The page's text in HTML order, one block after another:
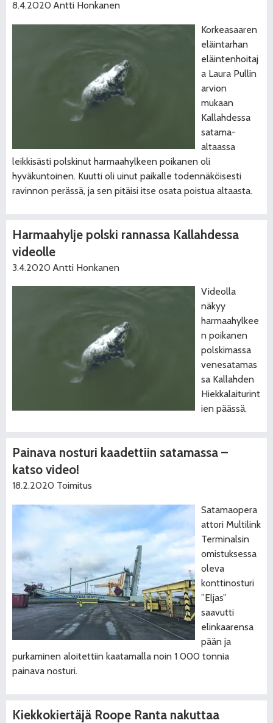
8.4.2020 Antti Honkanen
Korkeasaaren
eläintarhan
eläintenhoitaj
a Laura Pullin
arvion
mukaan
Kallahdessa
satama-
altaassa
leikkisästi polskinut harmaahylkeen poikanen oli
hyväkuntoinen. Kuutti oli uinut paikalle todennäköisesti
ravinnon perässä, ja sen pitäisi itse osata poistua altaasta.
Harmaahylje polski rannassa Kallahdessa
videolle
3.4.2020 Antti Honkanen
Videolla
näkyy
harmaahylkee
n poikanen
polskimassa
venesatamas
sa Kallahden
Hiekkalaiturint
ien päässä.
Painava nosturi kaadettiin satamassa –
katso video!
18.2.2020 Toimitus
Satamaopera
attori Multilink
Terminalsin
omistuksessa
oleva
konttinosturi
”Eljas”
saavutti
elinkaarensa
pään ja
purkaminen aloitettiin kaatamalla noin 1 000 tonnia
painava nosturi.
Kiekkokiertäjä Roope Ranta nakuttaa